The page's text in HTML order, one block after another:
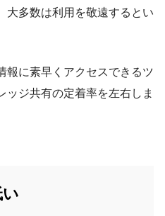
大多数は利用を敬遠するとい
報に素早くアクセスできるツ
ッジ共有の定着率を左右しま